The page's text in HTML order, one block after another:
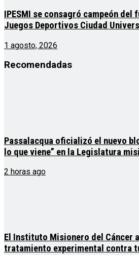
IPESMI se consagró campeón del
Juegos Deportivos Ciudad
1 agosto, 2026
Recomendadas
Passalacqua oficializó el nuevo
lo que viene” en la Legislatura
2 horas ago
El Instituto Misionero del Cáncer
tratamiento experimental contra